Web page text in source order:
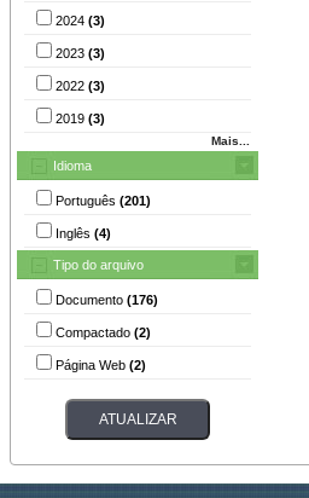
2024 (3)
2023 (3)
2022 (3)
2019 (3)
Mais...
Idioma
Português (201)
Inglês (4)
Tipo do arquivo
Documento (176)
Compactado (2)
Página Web (2)